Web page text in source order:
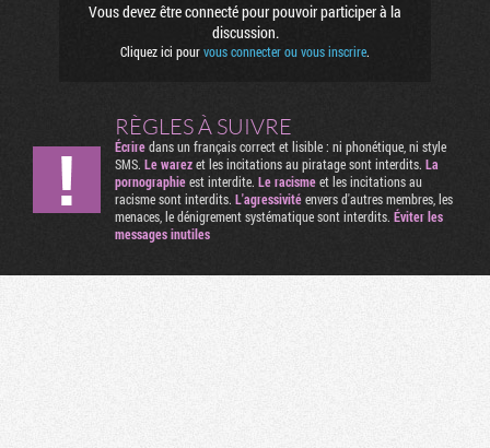
Vous devez être connecté pour pouvoir participer à la
discussion.
Cliquez ici pourvous connecter ou vous inscrire.
RÈGLES À SUIVRE
Écriredans un français correct et lisible : ni phonétique, ni style
SMS. Le warezet les incitations au piratage sont interdits. La
pornographieest interdite. Le racismeet les incitations au
racisme sont interdits. L'agressivitéenvers d'autres membres, les
menaces, le dénigrement systématique sont interdits. Éviter les
messages inutiles